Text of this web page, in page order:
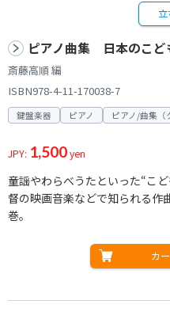
ピアノ曲集 日本のこ
斎藤高順 編
ISBN978-4-11-170038-7
鍵盤楽器 ピアノ ピアノ/曲集（
JPY: 1,500yen
童謡やわらべうたといった“こ
督の映画音楽などで知られる作
巻。
カ